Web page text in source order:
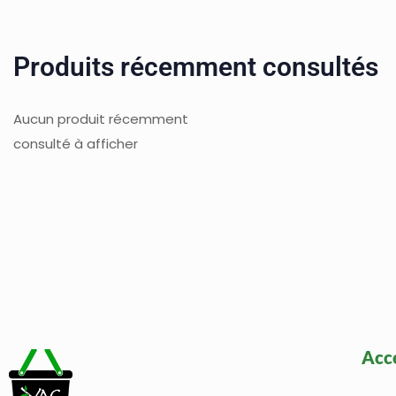
Produits récemment consultés
Aucun produit récemment
consulté à afficher